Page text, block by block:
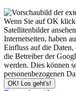
Wenn Sie auf OK
Satellitenbilder
Internetseiten, haben
Einfluss auf die
die Betreiber der
werden. Dies können
personenbezogenen
OK! Los geht's!